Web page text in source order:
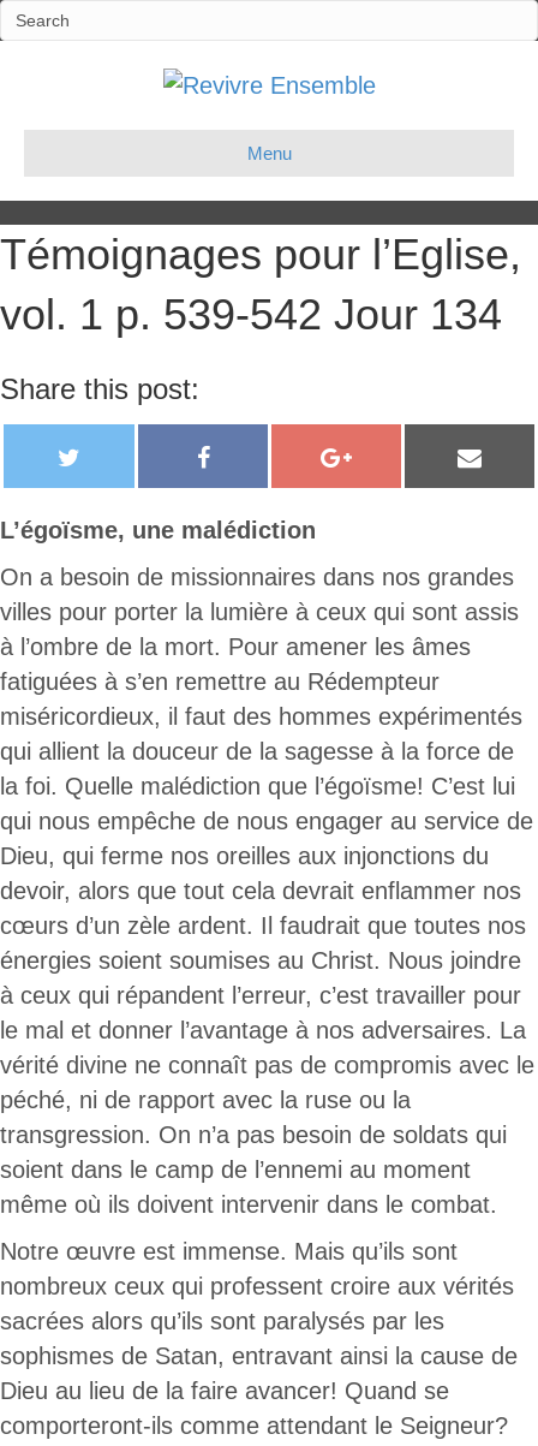
Menu
Témoignages pour l’Eglise,
vol. 1 p. 539-542 Jour 134
Share this post:
w
i
a
c
o
m
L’égoïsme, une malédiction
On a besoin de missionnaires dans nos grandes
villes pour porter la lumière à ceux qui sont assis
à l’ombre de la mort. Pour amener les âmes
fatiguées à s’en remettre au Rédempteur
miséricordieux, il faut des hommes expérimentés
qui allient la douceur de la sagesse à la force de
la foi. Quelle malédiction que l’égoïsme! C’est lui
qui nous empêche de nous engager au service de
Dieu, qui ferme nos oreilles aux injonctions du
devoir, alors que tout cela devrait enflammer nos
cœurs d’un zèle ardent. Il faudrait que toutes nos
énergies soient soumises au Christ. Nous joindre
à ceux qui répandent l’erreur, c’est travailler pour
le mal et donner l’avantage à nos adversaires. La
vérité divine ne connaît pas de compromis avec le
péché, ni de rapport avec la ruse ou la
transgression. On n’a pas besoin de soldats qui
soient dans le camp de l’ennemi au moment
même où ils doivent intervenir dans le combat.
Notre œuvre est immense. Mais qu’ils sont
nombreux ceux qui professent croire aux vérités
sacrées alors qu’ils sont paralysés par les
sophismes de Satan, entravant ainsi la cause de
Dieu au lieu de la faire avancer! Quand se
comporteront-ils comme attendant le Seigneur?